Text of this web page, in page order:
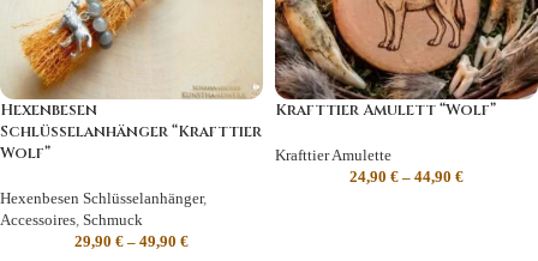
Hexenbesen
Schlüsselanhänger “Krafttier
Wolf”
Hexenbesen Schlüsselanhänger,
Accessoires, Schmuck
29,90 € – 49,90 €
Krafttier Amulett “Wolf”
Krafttier Amulette
24,90 € – 44,90 €